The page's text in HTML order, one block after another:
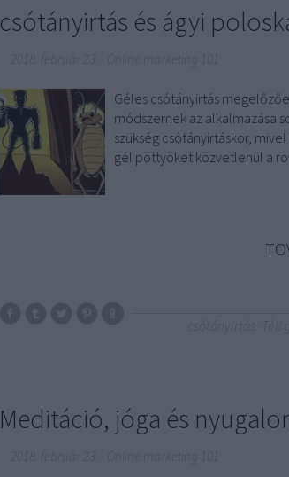
csótányirtás és ágyi
Géles csótányirtás
módszernek az alkalmazása
szükség csótányirtáskor,
gél pöttyöket közvetlenül a
Meditáció, jóga és